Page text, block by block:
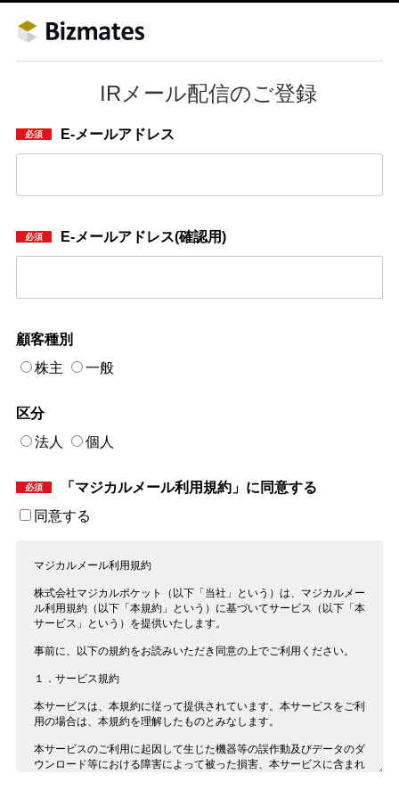
IRメール配信のご登録
E-メールアドレス
E-メールアドレス(確認用)
顧客種別
株主
一般
区分
法人
個人
「マジカルメール利用規約」に同意する
同意する